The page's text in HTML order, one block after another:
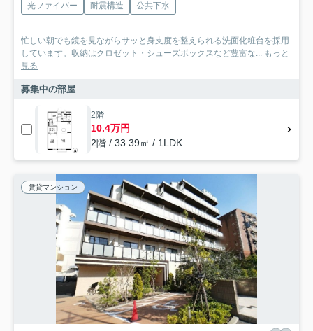
光ファイバー 耐震構造 公共下水
忙しい朝でも鏡を見ながらサッと身支度を整えられる洗面化粧台を採用
しています。収納はクロゼット・シューズボックスなど豊富な... もっと
見る
募集中の部屋
2階
10.4万円
2階 / 33.39㎡ / 1LDK
賃貸マンション